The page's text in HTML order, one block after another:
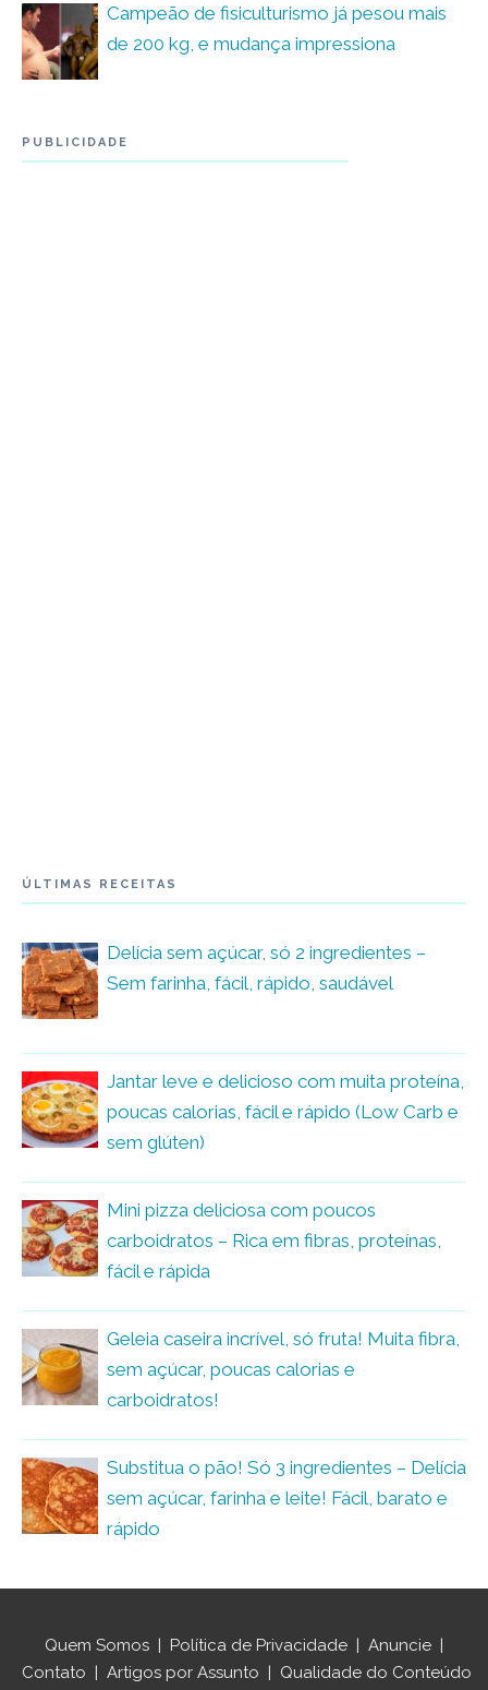
Campeão de fisiculturismo já pesou mais
de 200 kg, e mudança impressiona
PUBLICIDADE
ÚLTIMAS RECEITAS
Delícia sem açúcar, só 2 ingredientes –
Sem farinha, fácil, rápido, saudável
Jantar leve e delicioso com muita proteína,
poucas calorias, fácil e rápido (Low Carb e
sem glúten)
Mini pizza deliciosa com poucos
carboidratos – Rica em fibras, proteínas,
fácil e rápida
Geleia caseira incrível, só fruta! Muita fibra,
sem açúcar, poucas calorias e
carboidratos!
Substitua o pão! Só 3 ingredientes – Delícia
sem açúcar, farinha e leite! Fácil, barato e
rápido
Quem Somos | Política de Privacidade | Anuncie |
Contato | Artigos por Assunto | Qualidade do Conteúdo